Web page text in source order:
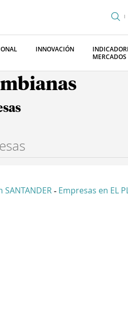
INNOVACIÓN
MERCADOS
- Empresas en EL